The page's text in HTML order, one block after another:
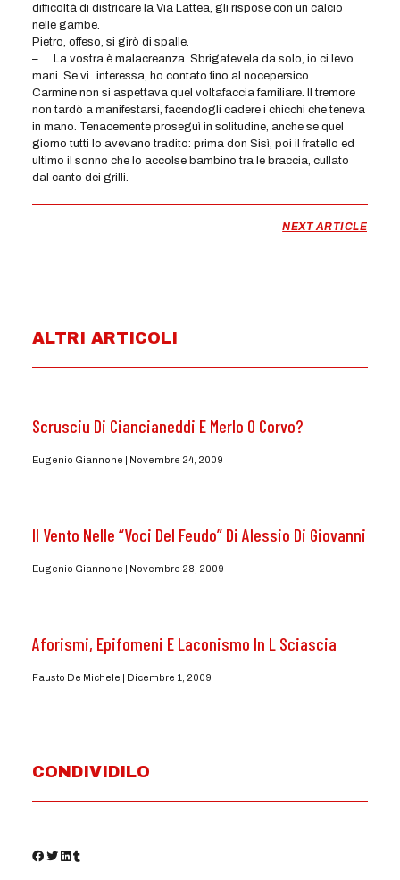
difficoltà di districare la Via Lattea, gli rispose con un calcio
nelle gambe.
Pietro, offeso, si girò di spalle.
–
La vostra è malacreanza. Sbrigatevela da solo, io ci levo
mani. Se vi
interessa, ho contato fino al nocepersico.
Carmine non si aspettava quel voltafaccia familiare. Il tremore
non tardò a manifestarsi, facendogli cadere i chicchi che teneva
in mano. Tenacemente proseguì in solitudine, anche se quel
giorno tutti lo avevano tradito: prima don Sisì, poi il fratello ed
ultimo il sonno che lo accolse bambino tra le braccia, cullato
dal canto dei grilli.
NEXT ARTICLE
ALTRI ARTICOLI
Scrusciu Di Ciancianeddi E Merlo O Corvo?
Eugenio Giannone Novembre 24, 2009
Il Vento Nelle “Voci Del Feudo” Di Alessio Di Giovanni
Eugenio Giannone Novembre 28, 2009
Aforismi, Epifomeni E Laconismo In L Sciascia
Fausto De Michele Dicembre 1, 2009
CONDIVIDILO